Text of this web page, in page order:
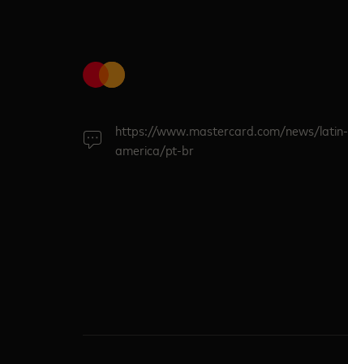
https://www.mastercard.com/news/latin-
america/pt-br